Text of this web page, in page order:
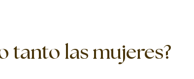
tanto las mujeres?